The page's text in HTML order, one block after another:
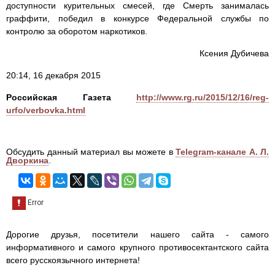
доступности курительных смесей, где Смерть занималась
граффити, победил в конкурсе Федеральной службы по
контролю за оборотом наркотиков.
Ксения Дубичева
20:14, 16 декабря 2015
Российская Газета
http://www.rg.ru/2015/12/16/reg-
urfo/verbovka.html
Обсудить данный материал вы можете в Telegram-канале А. Л.
Дворкина
Дорогие друзья, посетители нашего сайта - самого
информативного и самого крупного противосектантского сайта
всего русскоязычного интернета!